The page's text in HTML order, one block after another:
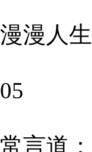
漫漫人
05
常言道